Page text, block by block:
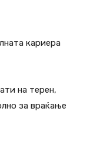
кариера
на терен,
за враќање